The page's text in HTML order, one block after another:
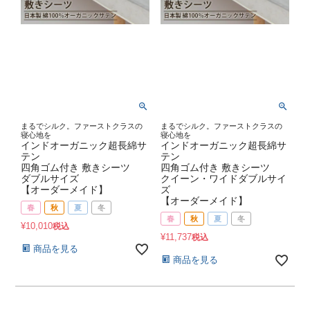
まるでシルク。ファーストクラスの
寝心地を
インドオーガニック超長綿サ
テン
四角ゴム付き 敷きシーツ
ダブルサイズ
【オーダーメイド】
春 秋 夏 冬
¥10,010税込
商品を見る
まるでシルク。ファーストクラスの
寝心地を
インドオーガニック超長綿サ
テン
四角ゴム付き 敷きシーツ
クイーン・ワイドダブルサイ
ズ
【オーダーメイド】
春 秋 夏 冬
¥11,737税込
商品を見る